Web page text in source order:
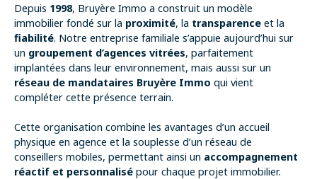
Depuis 1998, Bruyère Immo a construit un modèle
immobilier fondé sur la proximité, la transparence et la
fiabilité. Notre entreprise familiale s’appuie aujourd’hui sur
un groupement d’agences vitrées, parfaitement
implantées dans leur environnement, mais aussi sur un
réseau de mandataires Bruyère Immo qui vient
compléter cette présence terrain.
Cette organisation combine les avantages d’un accueil
physique en agence et la souplesse d’un réseau de
conseillers mobiles, permettant ainsi un accompagnement
réactif et personnalisé pour chaque projet immobilier.